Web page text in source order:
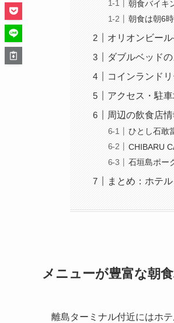
朝食バイキ
朝食は朝6
オリオンビー
ダブルベッド
コインランド
アクセス・駐
周辺の飲食店情
ひとし石敢
CHIBARU
石垣島ポー
まとめ：ホテ
メニューが豊富な朝
離島ターミナル付近にはホ